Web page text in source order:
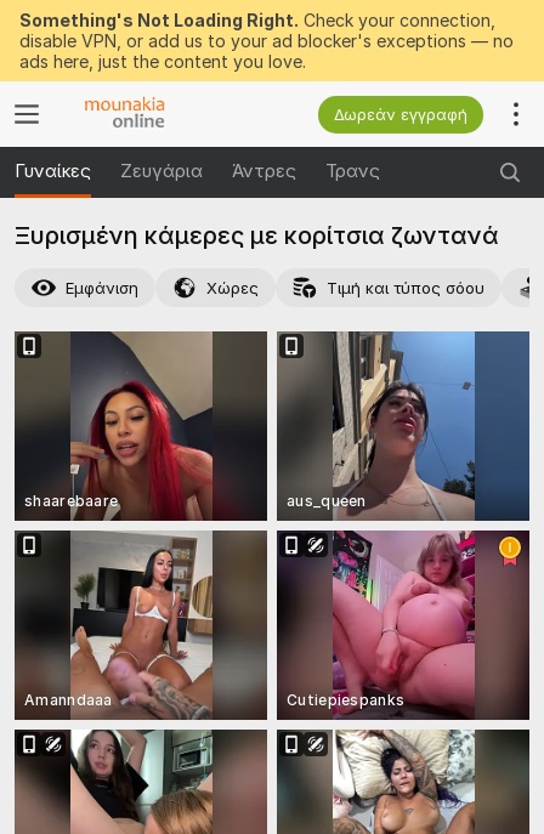
Something's Not Loading Right. Check your connection,
disable VPN, or add us to your ad blocker's exceptions — no
ads here, just the content you love.
Δωρεάν εγγραφή
Γυναίκες Ζευγάρια Άντρες Τρανς
Ξυρισμένη κάμερες με κορίτσια ζωντανά
Εμφάνιση Χώρες Τιμή και τύπος σόου
shaarebaare aus_queen
Amanndaaa Cutiepiespanks